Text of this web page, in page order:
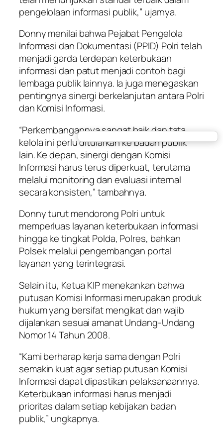
pengelolaan informasi publik,” ujarnya.
Donny menilai bahwa Pejabat Pengelola
Informasi dan Dokumentasi (PPID) Polri telah
menjadi garda terdepan keterbukaan
informasi dan patut menjadi contoh bagi
lembaga publik lainnya. Ia juga menegaskan
pentingnya sinergi berkelanjutan antara Polri
dan Komisi Informasi.
“Perkembangannya sangat baik dan tata
kelola ini perlu ditularkan ke badan publik
lain. Ke depan, sinergi dengan Komisi
Informasi harus terus diperkuat, terutama
melalui monitoring dan evaluasi internal
secara konsisten,” tambahnya.
Donny turut mendorong Polri untuk
memperluas layanan keterbukaan informasi
hingga ke tingkat Polda, Polres, bahkan
Polsek melalui pengembangan portal
layanan yang terintegrasi.
Selain itu, Ketua KIP menekankan bahwa
putusan Komisi Informasi merupakan produk
hukum yang bersifat mengikat dan wajib
dijalankan sesuai amanat Undang-Undang
Nomor 14 Tahun 2008.
“Kami berharap kerja sama dengan Polri
semakin kuat agar setiap putusan Komisi
Informasi dapat dipastikan pelaksanaannya.
Keterbukaan informasi harus menjadi
prioritas dalam setiap kebijakan badan
publik,” ungkapnya.